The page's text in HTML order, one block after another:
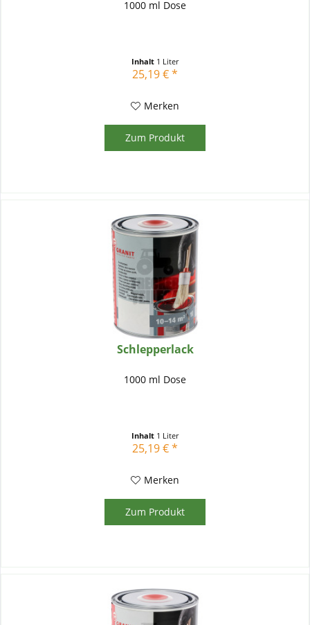
1000 ml Dose
Inhalt 1 Liter
25,19 € *
Merken
Zum Produkt
Schlepperlack
1000 ml Dose
Inhalt 1 Liter
25,19 € *
Merken
Zum Produkt